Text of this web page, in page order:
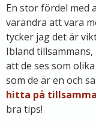
En stor fördel med
varandra att vara
tycker jag det är
Ibland
att de ses som
som de är en och
hitta på
bra tips!